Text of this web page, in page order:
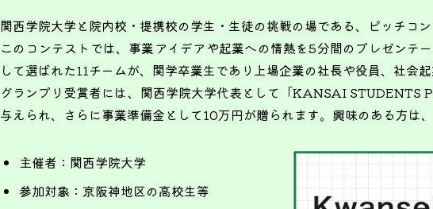
関西学院大学と院内校・提携校の学生・生徒の挑戦の場である、ピッチコ
このコンテストでは、事業アイデアや起業への情熱を5分間のプレゼンテ
して選ばれた11チームが、関学卒業生であり上場企業の社長や役員、社会
グランプリ受賞者には、関西学院大学代表として「KANSAI
与えられ、さらに事業準備金として10万円が贈られます。興味のある方は
主催者： 関西学院大学
参加対象： 京阪神地区の高校生等